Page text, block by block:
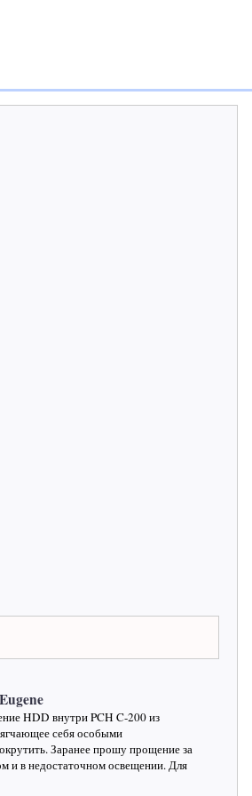
HDD внутри PCH C-200 из
себя особыми
Заранее прошу прощение за
и в недостаточном освещении. Для